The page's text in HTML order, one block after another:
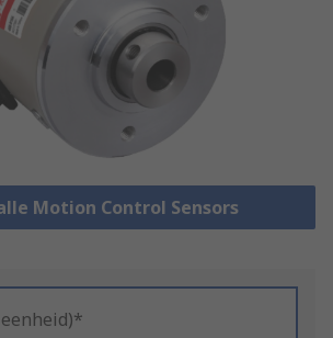
Motion Control Sensors